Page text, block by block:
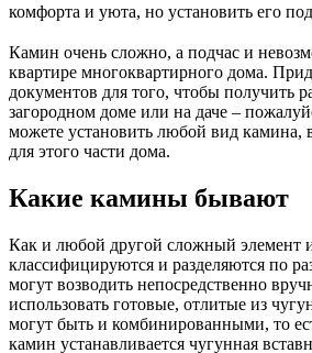
комфорта и уюта, но установить его
Камин очень сложно, а подчас и
квартире многоквартирного дома.
документов для того, чтобы получить
загородном доме или на даче –
можете установить любой вид камина,
для этого части дома.
Какие камины бывают
Как и любой другой сложный элемент
классифицируются и разделяются по
могут возводить непосредственно
использовать готовые, отлитые из
могут быть и комбинированными, то
камин устанавливается чугунная